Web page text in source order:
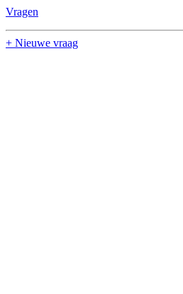
Vragen
+ Nieuwe vraag